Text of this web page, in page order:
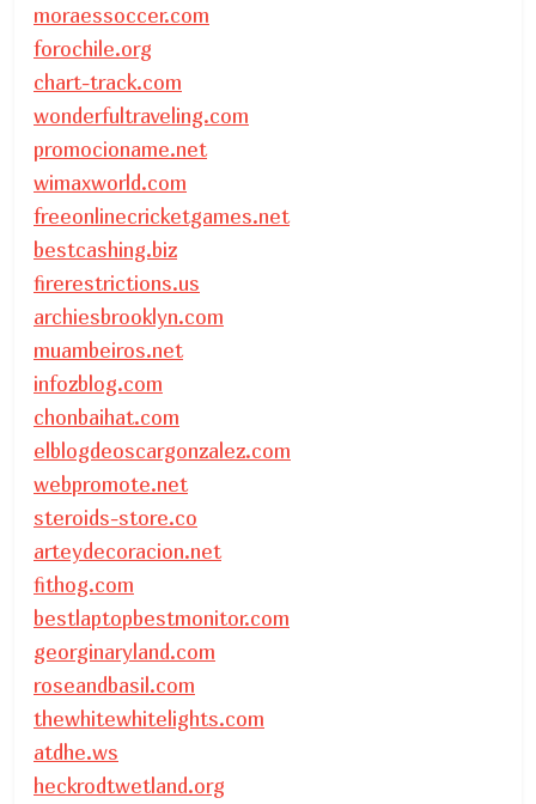
moraessoccer.com
forochile.org
chart-track.com
wonderfultraveling.com
promocioname.net
wimaxworld.com
freeonlinecricketgames.net
bestcashing.biz
firerestrictions.us
archiesbrooklyn.com
muambeiros.net
infozblog.com
chonbaihat.com
elblogdeoscargonzalez.com
webpromote.net
steroids-store.co
arteydecoracion.net
fithog.com
bestlaptopbestmonitor.com
georginaryland.com
roseandbasil.com
thewhitewhitelights.com
atdhe.ws
heckrodtwetland.org